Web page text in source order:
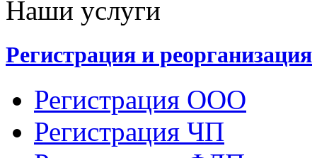
Наши услуги
Регистрация и реорганизация
Регистрация ООО
Регистрация ЧП